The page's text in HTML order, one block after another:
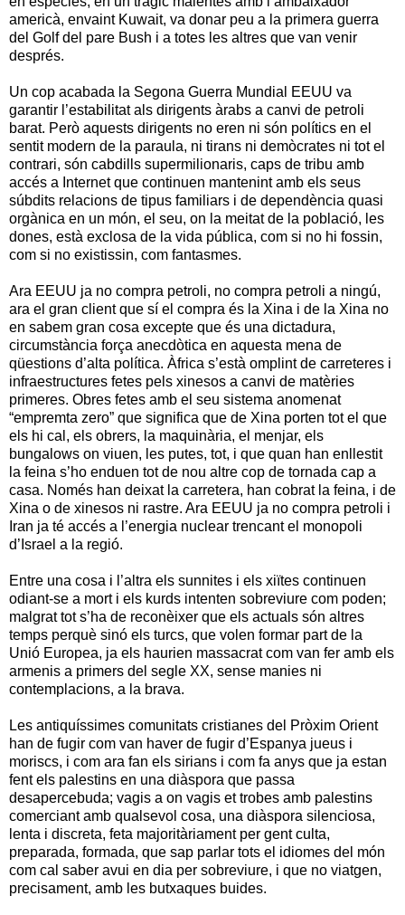
americà, envaint Kuwait, va donar peu a la primera guerra
del Golf del pare Bush i a totes les altres que van venir
després.
Un cop acabada la Segona Guerra Mundial EEUU va
garantir l’estabilitat als dirigents àrabs a canvi de petroli
barat. Però aquests dirigents no eren ni són polítics en el
sentit modern de la paraula, ni tirans ni demòcrates ni tot el
contrari, són cabdills supermilionaris, caps de tribu amb
accés a Internet que continuen mantenint amb els seus
súbdits relacions de tipus familiars i de dependència quasi
orgànica en un món, el seu, on la meitat de la població, les
dones, està exclosa de la vida pública, com si no hi fossin,
com si no existissin, com fantasmes.
Ara EEUU ja no compra petroli, no compra petroli a ningú,
ara el gran client que sí el compra és la Xina i de la Xina no
en sabem gran cosa excepte que és una dictadura,
circumstància força anecdòtica en aquesta mena de
qüestions d’alta política. Àfrica s’està omplint de carreteres i
infraestructures fetes pels xinesos a canvi de matèries
primeres. Obres fetes amb el seu sistema anomenat
“empremta zero” que significa que de Xina porten tot el que
els hi cal, els obrers, la maquinària, el menjar, els
bungalows on viuen, les putes, tot, i que quan han enllestit
la feina s’ho enduen tot de nou altre cop de tornada cap a
casa. Només han deixat la carretera, han cobrat la feina, i de
Xina o de xinesos ni rastre. Ara EEUU ja no compra petroli i
Iran ja té accés a l’energia nuclear trencant el monopoli
d’Israel a la regió.
Entre una cosa i l’altra els sunnites i els xiïtes continuen
odiant-se a mort i els kurds intenten sobreviure com poden;
malgrat tot s’ha de reconèixer que els actuals són altres
temps perquè sinó els turcs, que volen formar part de la
Unió Europea, ja els haurien massacrat com van fer amb els
armenis a primers del segle XX, sense manies ni
contemplacions, a la brava.
Les antiquíssimes comunitats cristianes del Pròxim Orient
han de fugir com van haver de fugir d’Espanya jueus i
moriscs, i com ara fan els sirians i com fa anys que ja estan
fent els palestins en una diàspora que passa
desapercebuda; vagis a on vagis et trobes amb palestins
comerciant amb qualsevol cosa, una diàspora silenciosa,
lenta i discreta, feta majoritàriament per gent culta,
preparada, formada, que sap parlar tots el idiomes del món
com cal saber avui en dia per sobreviure, i que no viatgen,
precisament, amb les butxaques buides.